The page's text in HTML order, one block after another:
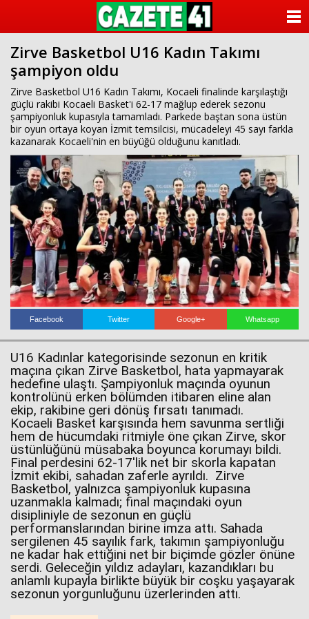
Zirve Basketbol U16 Kadın Takımı
şampiyon oldu
Zirve Basketbol U16 Kadın Takımı, Kocaeli finalinde karşılaştığı
güçlü rakibi Kocaeli Basket'i 62-17 mağlup ederek sezonu
şampiyonluk kupasıyla tamamladı. Parkede baştan sona üstün
bir oyun ortaya koyan İzmit temsilcisi, mücadeleyi 45 sayı farkla
kazanarak Kocaeli'nin en büyüğü olduğunu kanıtladı.
Facebook Twitter Google+ Whatsapp
U16 Kadınlar kategorisinde sezonun en kritik
maçına çıkan Zirve Basketbol, hata yapmayarak
hedefine ulaştı. Şampiyonluk maçında oyunun
kontrolünü erken bölümden itibaren eline alan
ekip, rakibine geri dönüş fırsatı tanımadı.
Kocaeli Basket karşısında hem savunma sertliği
hem de hücumdaki ritmiyle öne çıkan Zirve, skor
üstünlüğünü müsabaka boyunca korumayı bildi.
Final perdesini 62-17'lik net bir skorla kapatan
İzmit ekibi, sahadan zaferle ayrıldı. Zirve
Basketbol, yalnızca şampiyonluk kupasına
uzanmakla kalmadı; final maçındaki oyun
disipliniyle de sezonun en güçlü
performanslarından birine imza attı. Sahada
sergilenen 45 sayılık fark, takımın şampiyonluğu
ne kadar hak ettiğini net bir biçimde gözler önüne
serdi. Geleceğin yıldız adayları, kazandıkları bu
anlamlı kupayla birlikte büyük bir coşku yaşayarak
sezonun yorgunluğunu üzerlerinden attı.
KATEGORİLER
ANKETLER
VİDEO GALERİ
KÜNYE
İLETİŞİM
Haberin Doğru Adresi.